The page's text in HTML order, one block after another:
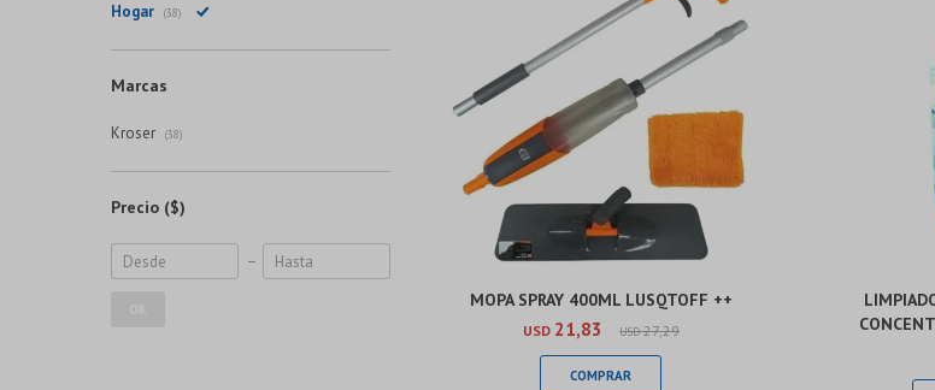
MOPA SPRAY 400ML LUSQTOFF ++
USD 21,83 USD 27,29
Hogar (38)
Marcas
Kroser (38)
Precio ($)